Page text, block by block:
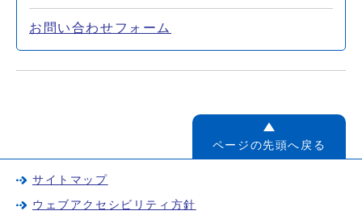
お問い合わせフォーム
ページの先頭へ戻る
サイトマップ
ウェブアクセシビリティ方針